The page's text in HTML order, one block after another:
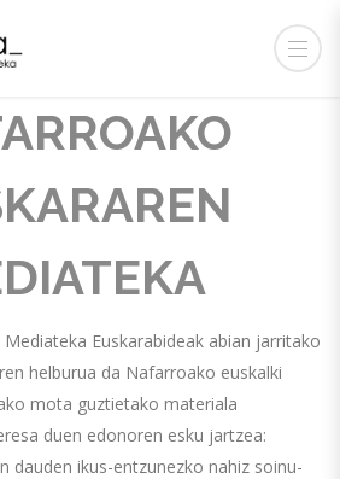
Euskarabideak abian jarritako
helburua da Nafarroako euskalki
mota guztietako materiala
duen edonoren esku jartzea:
dauden ikus-entzunezko nahiz soinu-